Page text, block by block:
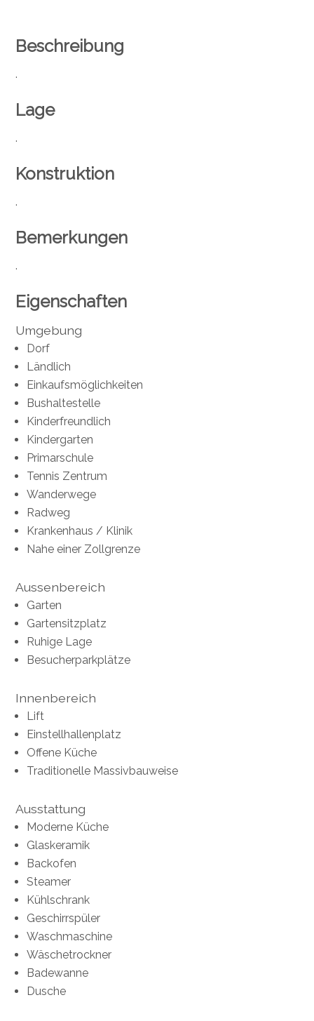
Beschreibung
.
Lage
.
Konstruktion
.
Bemerkungen
.
Eigenschaften
Umgebung
Dorf
Ländlich
Einkaufsmöglichkeiten
Bushaltestelle
Kinderfreundlich
Kindergarten
Primarschule
Tennis Zentrum
Wanderwege
Radweg
Krankenhaus / Klinik
Nahe einer Zollgrenze
Aussenbereich
Garten
Gartensitzplatz
Ruhige Lage
Besucherparkplätze
Innenbereich
Lift
Einstellhallenplatz
Offene Küche
Traditionelle Massivbauweise
Ausstattung
Moderne Küche
Glaskeramik
Backofen
Steamer
Kühlschrank
Geschirrspüler
Waschmaschine
Wäschetrockner
Badewanne
Dusche